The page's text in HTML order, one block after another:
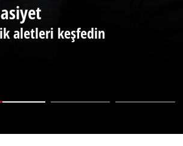
aletleri keşfedin